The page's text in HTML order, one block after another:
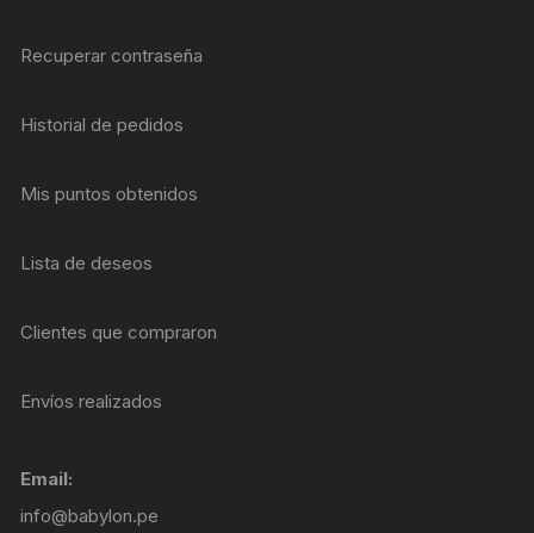
Recuperar contraseña
Historial de pedidos
Mis puntos obtenidos
Lista de deseos
Clientes que compraron
Envíos realizados
Email:
info@babylon.pe